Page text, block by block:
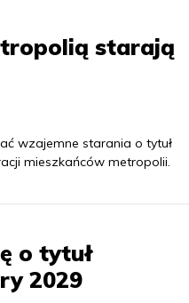
starają
wzajemne starania o tytuł
mieszkańców metropolii.
o tytuł
2029